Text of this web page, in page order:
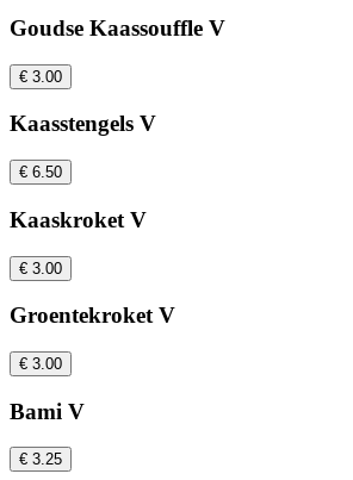
Goudse Kaassouffle V
€ 3.00
Kaasstengels V
€ 6.50
Kaaskroket V
€ 3.00
Groentekroket V
€ 3.00
Bami V
€ 3.25